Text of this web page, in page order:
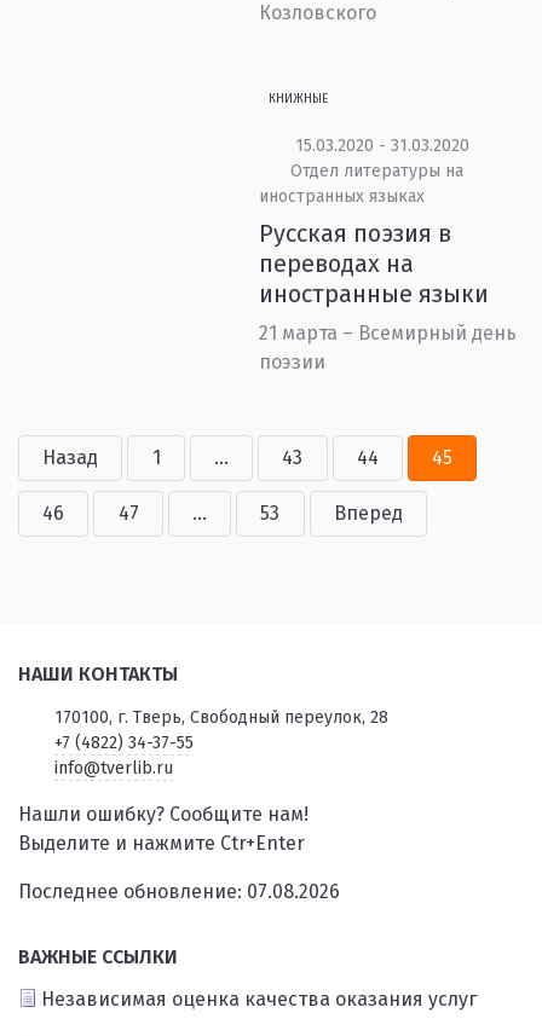
Козловского
КНИЖНЫЕ
15.03.2020 - 31.03.2020
Отдел литературы на
иностранных языках
Русская поэзия в
переводах на
иностранные языки
21 марта – Всемирный день
поэзии
Назад 1 ... 43 44 45
46 47 ... 53 Вперед
НАШИ КОНТАКТЫ
170100, г. Тверь, Свободный переулок, 28
+7 (4822) 34-37-55
info@tverlib.ru
Нашли ошибку? Сообщите нам!
Выделите и нажмите Ctr+Enter
Последнее обновление: 07.08.2026
ВАЖНЫЕ ССЫЛКИ
Независимая оценка качества оказания услуг